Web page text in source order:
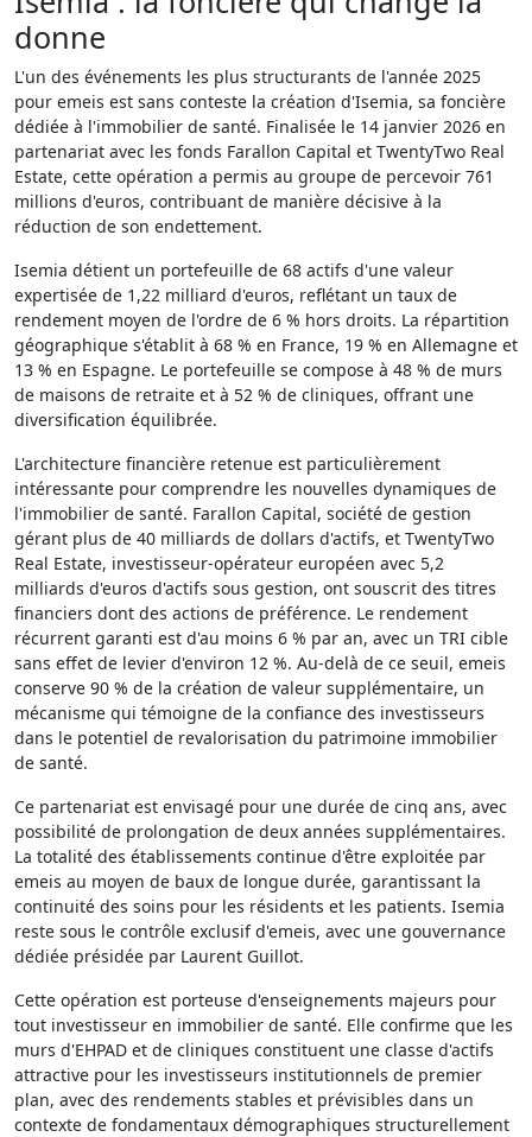
donne
L'un des événements les plus structurants de l'année 2025
pour emeis est sans conteste la création d'Isemia, sa foncière
dédiée à l'immobilier de santé. Finalisée le 14 janvier 2026 en
partenariat avec les fonds Farallon Capital et TwentyTwo Real
Estate, cette opération a permis au groupe de percevoir 761
millions d'euros, contribuant de manière décisive à la
réduction de son endettement.
Isemia détient un portefeuille de 68 actifs d'une valeur
expertisée de 1,22 milliard d'euros, reflétant un taux de
rendement moyen de l'ordre de 6 % hors droits. La répartition
géographique s'établit à 68 % en France, 19 % en Allemagne et
13 % en Espagne. Le portefeuille se compose à 48 % de murs
de maisons de retraite et à 52 % de cliniques, offrant une
diversification équilibrée.
L'architecture financière retenue est particulièrement
intéressante pour comprendre les nouvelles dynamiques de
l'immobilier de santé. Farallon Capital, société de gestion
gérant plus de 40 milliards de dollars d'actifs, et TwentyTwo
Real Estate, investisseur-opérateur européen avec 5,2
milliards d'euros d'actifs sous gestion, ont souscrit des titres
financiers dont des actions de préférence. Le rendement
récurrent garanti est d'au moins 6 % par an, avec un TRI cible
sans effet de levier d'environ 12 %. Au-delà de ce seuil, emeis
conserve 90 % de la création de valeur supplémentaire, un
mécanisme qui témoigne de la confiance des investisseurs
dans le potentiel de revalorisation du patrimoine immobilier
de santé.
Ce partenariat est envisagé pour une durée de cinq ans, avec
possibilité de prolongation de deux années supplémentaires.
La totalité des établissements continue d'être exploitée par
emeis au moyen de baux de longue durée, garantissant la
continuité des soins pour les résidents et les patients. Isemia
reste sous le contrôle exclusif d'emeis, avec une gouvernance
dédiée présidée par Laurent Guillot.
Cette opération est porteuse d'enseignements majeurs pour
tout investisseur en immobilier de santé. Elle confirme que les
murs d'EHPAD et de cliniques constituent une classe d'actifs
attractive pour les investisseurs institutionnels de premier
plan, avec des rendements stables et prévisibles dans un
contexte de fondamentaux démographiques structurellement